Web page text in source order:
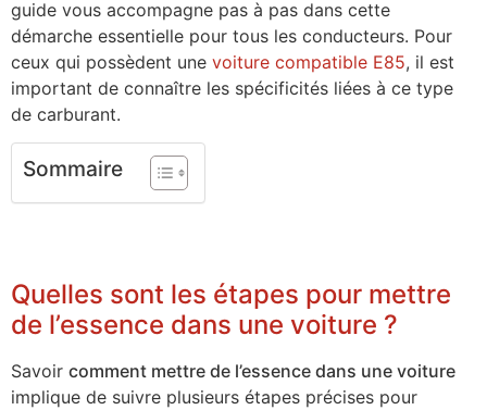
guide vous accompagne pas à pas dans cette
démarche essentielle pour tous les conducteurs. Pour
ceux qui possèdent une voiture compatible E85, il est
important de connaître les spécificités liées à ce type
de carburant.
Sommaire
Quelles sont les étapes pour mettre
de l’essence dans une voiture ?
Savoir comment mettre de l’essence dans une voiture
implique de suivre plusieurs étapes précises pour